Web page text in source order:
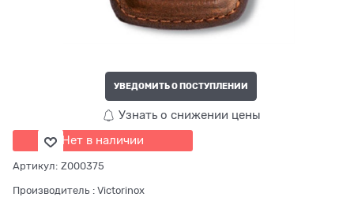
УВЕДОМИТЬ О ПОСТУПЛЕНИИ
Узнать о снижении цены
Нет в наличии
Артикул: Z000375
Производитель : Victorinox